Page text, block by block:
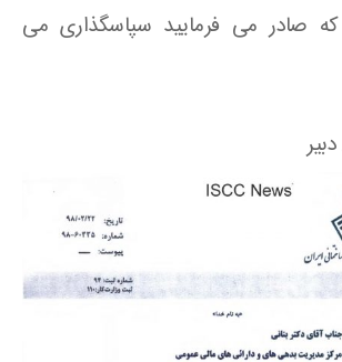
که صادر می فرمایید سپاسگذاری می